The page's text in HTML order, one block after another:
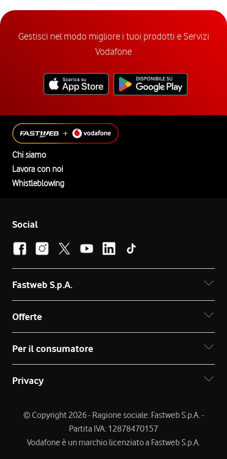
Gestisci nel modo migliore i tuoi prodotti e Servizi
Vodafone
Chi siamo
Lavora con noi
Whistleblowing
Social
Fastweb S.p.A.
Offerte
Per il consumatore
Privacy
© Copyright 2026 - Ragione sociale: Fastweb S.p.A. -
Partita IVA: 12878470157
Vodafone è un marchio licenziato a Fastweb S.p.A.